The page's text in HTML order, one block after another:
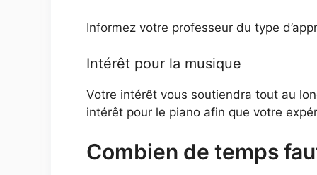
Informez votre professeur du type
Intérêt pour la musique
Votre intérêt vous soutiendra tout au
intérêt pour le piano afin que votre
Combien de temps